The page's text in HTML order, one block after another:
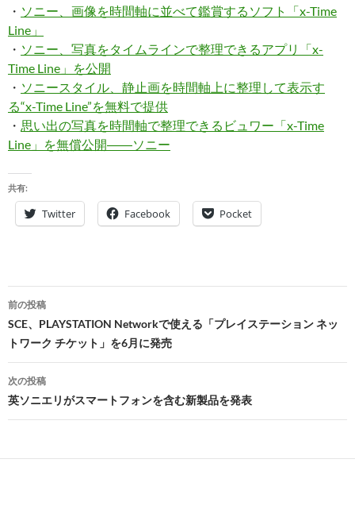
・ ソニー、画像を時間軸に並べて鑑賞するソフト「x-Time
Line」
・ ソニー、写真をタイムラインで整理できるアプリ「x-
Time Line」を公開
・ ソニースタイル、静止画を時間軸上に整理して表示す
る“x-Time Line”を無料で提供
・ 思い出の写真を時間軸で整理できるビュワー「x-Time
Line」を無償公開――ソニー
共有:
Twitter Facebook Pocket
投
稿
ナ
ビ
ゲ
シ
前の投稿
SCE、PLAYSTATION Networkで使える「プレイステーション ネッ
トワーク チケット」を6月に発売
次の投稿
英ソニエリがスマートフォンを含む新製品を発表